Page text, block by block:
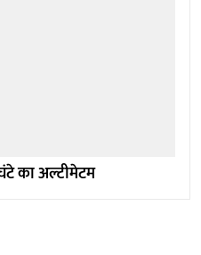
का अल्टीमेटम